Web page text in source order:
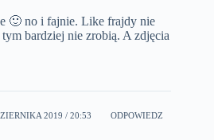
🙂 no i fajnie. Like frajdy nie
bardziej nie zrobią. A zdjęcia
2019 / 20:53 ODPOWIEDZ